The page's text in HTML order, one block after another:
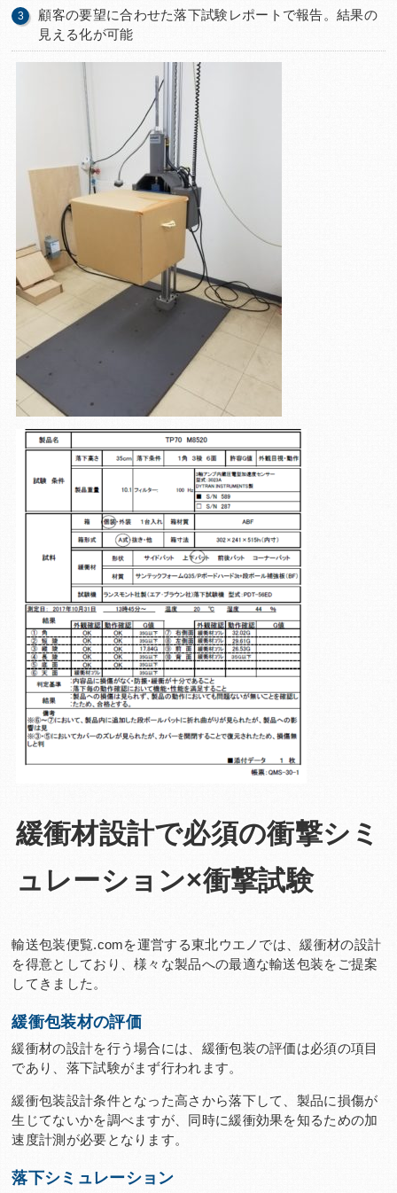
顧客の要望に合わせた落下試験レポートで報告。結果の
見える化が可能
緩衝材設計で必須の衝撃シミ
ュレーション×衝撃試験
輸送包装便覧.comを運営する東北ウエノでは、緩衝材の設計
を得意としており、様々な製品への最適な輸送包装をご提案
してきました。
緩衝包装材の評価
緩衝材の設計を行う場合には、緩衝包装の評価は必須の項目
であり、落下試験がまず行われます。
緩衝包装設計条件となった高さから落下して、製品に損傷が
生じてないかを調べますが、同時に緩衝効果を知るための加
速度計測が必要となります。
落下シミュレーション